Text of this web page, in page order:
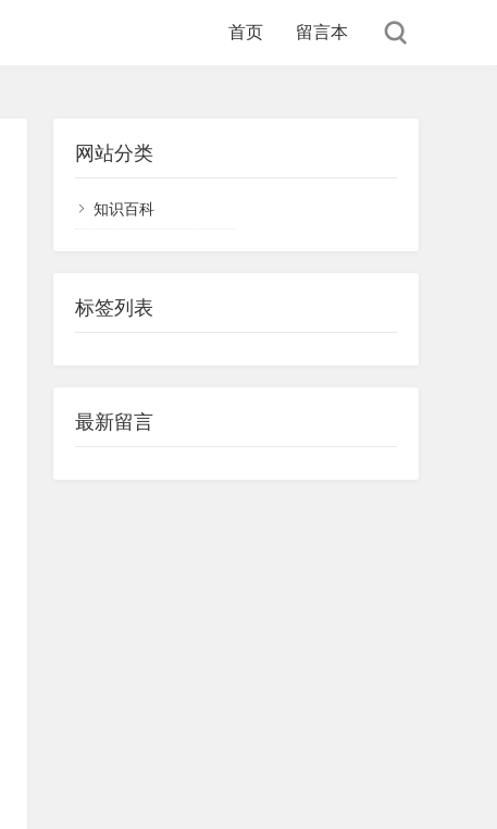
首页 留言本
网站分类
知识百科
标签列表
最新留言